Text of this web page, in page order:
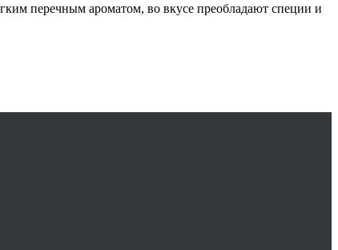
перечным ароматом, во вкусе преобладают специи и